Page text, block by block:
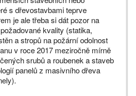
s dřevostavbami teprve
je ale třeba si dát pozor na
kvality (statika,
a stropů na požární odolnost
v roce 2017 meziročně mírně
srubů a roubenek a staveb
panelů z masivního dřeva